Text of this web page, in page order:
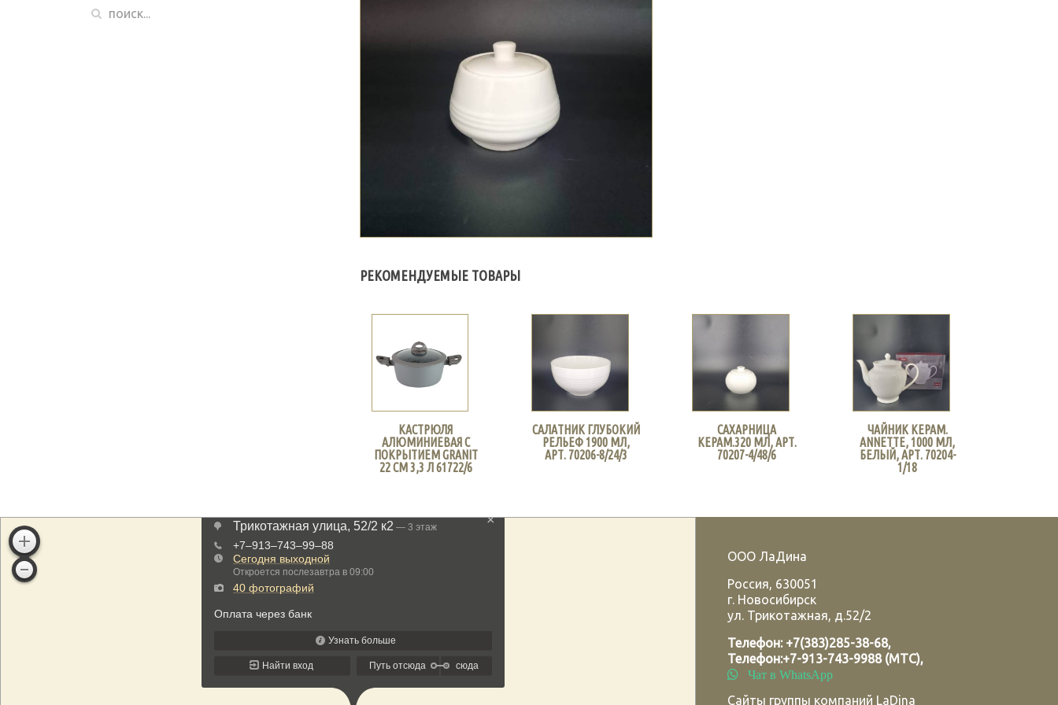
РЕКОМЕНДУЕМЫЕ ТОВАРЫ
КАСТРЮЛЯ
АЛЮМИНИЕВАЯ С
ПОКРЫТИЕМ GRANIT
22 СМ 3,3 Л 61722/6
САЛАТНИК ГЛУБОКИЙ
РЕЛЬЕФ 1900 МЛ,
АРТ. 70206-8/24/3
САХАРНИЦА
КЕРАМ.320 МЛ, АРТ.
70207-4/48/6
ЧАЙНИК КЕРАМ.
ANNETTE, 1000 МЛ,
БЕЛЫЙ, АРТ. 70204-
1/18
ООО ЛаДина
Россия, 630051
г. Новосибирск
ул. Трикотажная, д.52/2
Телефон: +7(383)285-38-68,
Телефон:+7-913-743-9988 (МТС),
Чат в WhatsApp
Сайты группы компаний LaDina